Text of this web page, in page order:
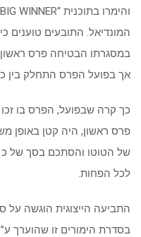
המונדיאל. התובעים
אך בפועל הפרס התחלק בין
כך קרה שבפועל, הפרס בו
פרס ראשון, היה קטן באופן
לכל הפחות.
התביעה הייצוגית הוגשה על